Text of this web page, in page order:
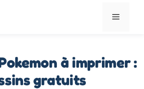
Menu
à imprimer :
gratuits